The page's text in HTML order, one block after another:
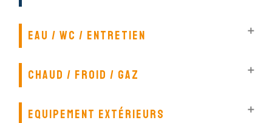
EAU / WC / ENTRETIEN 
CHAUD / FROID / GAZ 
EQUIPEMENT EXTÉRIEURS 